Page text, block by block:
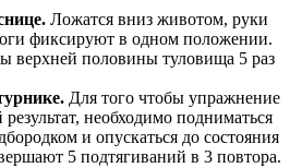
Ложатся вниз животом, руки
фиксируют в одном положении.
верхней половины туловища 5 раз
Для того чтобы упражнение
необходимо подниматься
и опускаться до состояния
5 подтягиваний в 3 повтора.